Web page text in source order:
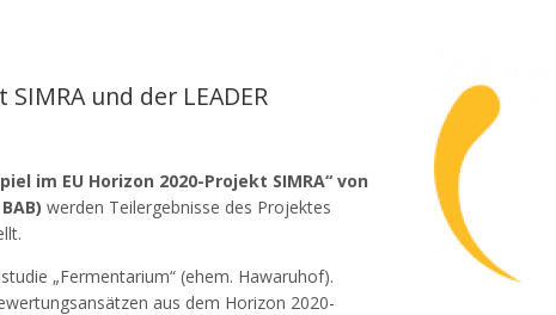
und der LEADER
im EU Horizon 2020-Projekt SIMRA“ von
werden Teilergebnisse des Projektes
„Fermentarium“ (ehem. Hawaruhof).
aus dem Horizon 2020-